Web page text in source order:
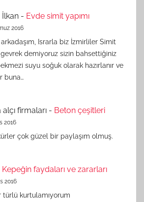
İlkan - Evde simit yapımı
2016
Israrla biz İzmirliler Simit
demiyoruz sizin bahsettiğiniz
suyu soğuk olarak hazırlanır ve
buna…
firmaları - Beton çeşitleri
2016
çok güzel bir paylaşım olmuş.
Kepeğin faydaları ve zararları
2016
türlü kurtulamıyorum